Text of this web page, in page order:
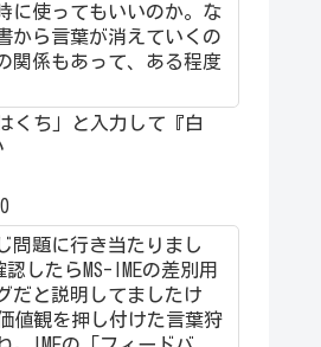
に使ってもいいのか。な
から言葉が消えていくの
関係もあって、ある程度
くち」と入力して『白
問題に行き当たりまし
認したらMS-IMEの差別用
だと説明してましたけ
値観を押し付けた言葉狩